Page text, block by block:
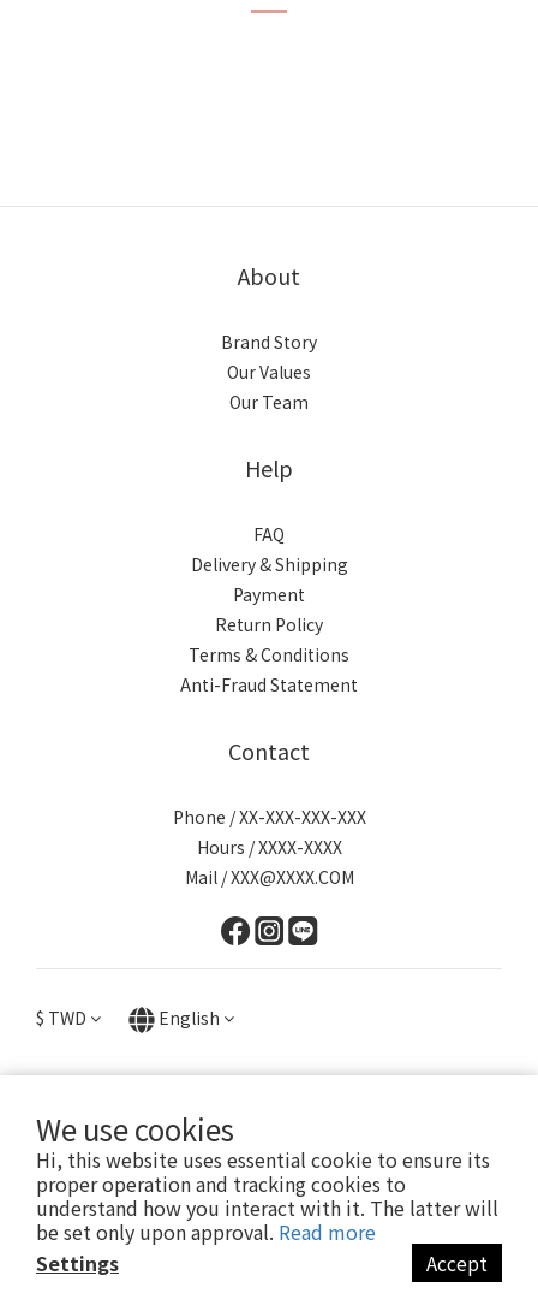
We use cookies
Hi, this website uses essential cookie to ensure its
proper operation and tracking cookies to
understand how you interact with it. The latter will
be set only upon approval. Read more
Settings
Accept
About
Brand Story
Our Values
Our Team
Help
FAQ
Delivery & Shipping
Payment
Return Policy
Terms & Conditions
Anti-Fraud Statement
Contact
Phone / XX-XXX-XXX-XXX
Hours / XXXX-XXXX
Mail / XXX@XXXX.COM
$ TWD English
提醒您，我們不會以電話或簡訊方式通知變更付款方式。
Copyright© 2024 Lotin Accessory